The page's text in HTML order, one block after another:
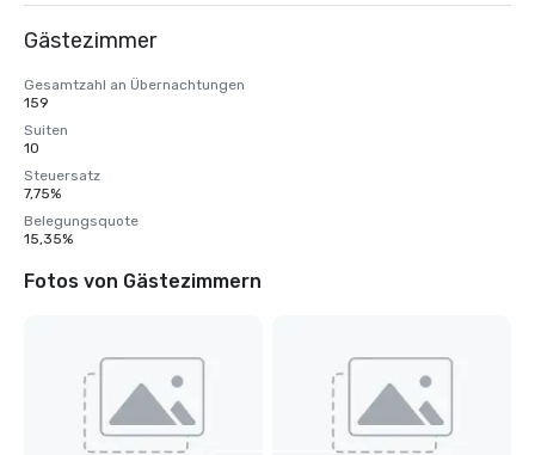
Gästezimmer
Gesamtzahl an Übernachtungen
159
Suiten
10
Steuersatz
7,75%
Belegungsquote
15,35%
Fotos von Gästezimmern